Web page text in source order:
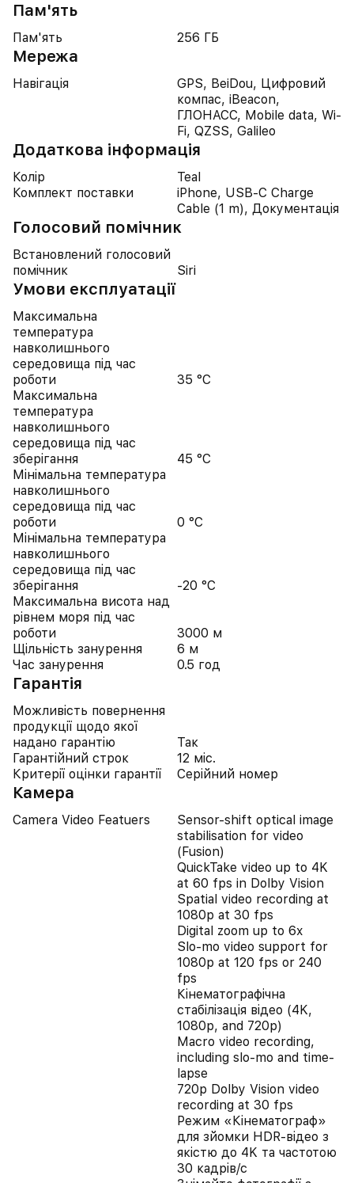
Пам'ять
Пам'ять 256 ГБ
Мережа
Навігація
GPS, BeiDou, Цифровий
компас, iBeacon,
ГЛОНАСС, Mobile data, Wi-
Fi, QZSS, Galileo
Додаткова інформація
Колір
Teal
Комплект поставки
iPhone, USB-C Charge
Cable (1 m), Документація
Голосовий помічник
Встановлений голосовий
помічник
Siri
Умови експлуатації
Максимальна
температура
навколишнього
середовища під час
роботи
35 °C
Максимальна
температура
навколишнього
середовища під час
зберігання
45 °C
Мінімальна температура
навколишнього
середовища під час
роботи
0 °C
Мінімальна температура
навколишнього
середовища під час
зберігання
-20 °C
Максимальна висота над
рівнем моря під час
роботи
3000 м
Щільність занурення
6 м
Час занурення
0.5 год
Гарантія
Можливість повернення
продукції щодо якої
надано гарантію
Так
Гарантійний строк
12 міс.
Критерії оцінки гарантії
Серійний номер
Камера
Camera Video Featuers
Sensor-shift optical image
stabilisation for video
(Fusion)
QuickTake video up to 4K
at 60 fps in Dolby Vision
Spatial video recording at
1080p at 30 fps
Digital zoom up to 6x
Slo‑mo video support for
1080p at 120 fps or 240
fps
Кінематографічна
стабілізація відео (4K,
1080p, and 720p)
Macro video recording,
including slo-mo and time-
lapse
720p Dolby Vision video
recording at 30 fps
Режим «Кінематограф»
для зйомки HDR‑відео з
якістю до 4K та частотою
30 кадрів/с